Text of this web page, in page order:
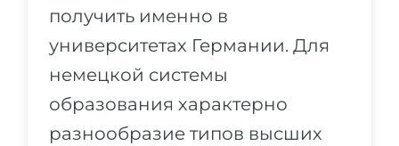
Тест Карта Интересов
Тест RIASEC
Успехна
100%
Россия
Украина
Казахстан
Азербайджан
Армения
получить именно в
университетах Германии. Для
немецкой системы
образования характерно
разнообразие типов высших